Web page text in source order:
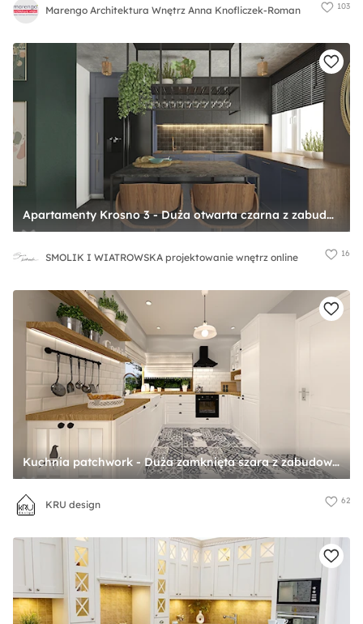
Marengo Architektura Wnętrz Anna Knofliczek-Roman 103
Apartamenty Krosno 3 - Duża otwarta czarna z zabudowaną lodówką z podblatowym zlewozmywakiem kuchnia w kształcie litery l z wyspą lub półwyspem z oknem, styl nowoczesny - zdjęcie od SMOLIK I WIATROWSKA projektowanie wnętrz online
SMOLIK I WIATROWSKA projektowanie wnętrz online 16
Kuchnia patchwork - Duża zamknięta szara z zabudowaną lodówką z lodówką wolnostojącą z nablatowym zlewozmywakiem kuchnia w kształcie litery u z oknem, styl skandynawski - zdjęcie od KRU design
KRU design 62